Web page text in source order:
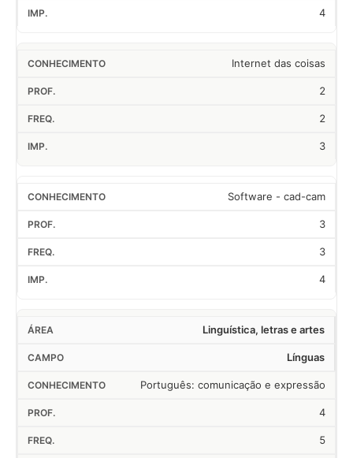
4
Internet das coisas
2
2
3
Software - cad-cam
3
3
4
Linguística, letras e artes
Línguas
Português: comunicação e expressão
4
5